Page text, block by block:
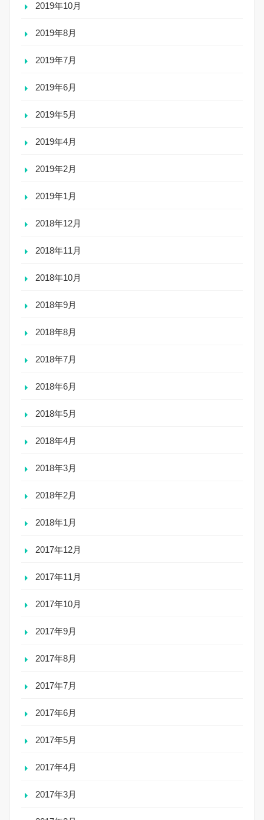
2019年10月
2019年8月
2019年7月
2019年6月
2019年5月
2019年4月
2019年2月
2019年1月
2018年12月
2018年11月
2018年10月
2018年9月
2018年8月
2018年7月
2018年6月
2018年5月
2018年4月
2018年3月
2018年2月
2018年1月
2017年12月
2017年11月
2017年10月
2017年9月
2017年8月
2017年7月
2017年6月
2017年5月
2017年4月
2017年3月